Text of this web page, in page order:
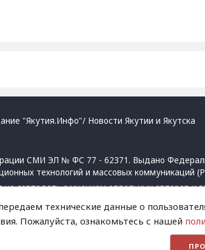
"Якутия.Инфо"/ Новости Якутии и Якутска
СМИ ЭЛ № ФС 77 - 62371. Выдано
технологий и массовых коммуникаций
совпадать с мнением отдельных авторов и
обязательна активная ссылка на сайт.
данных
запрещенных организаций
технические данные о
Пожалуйста, ознакомьтесь с нашей